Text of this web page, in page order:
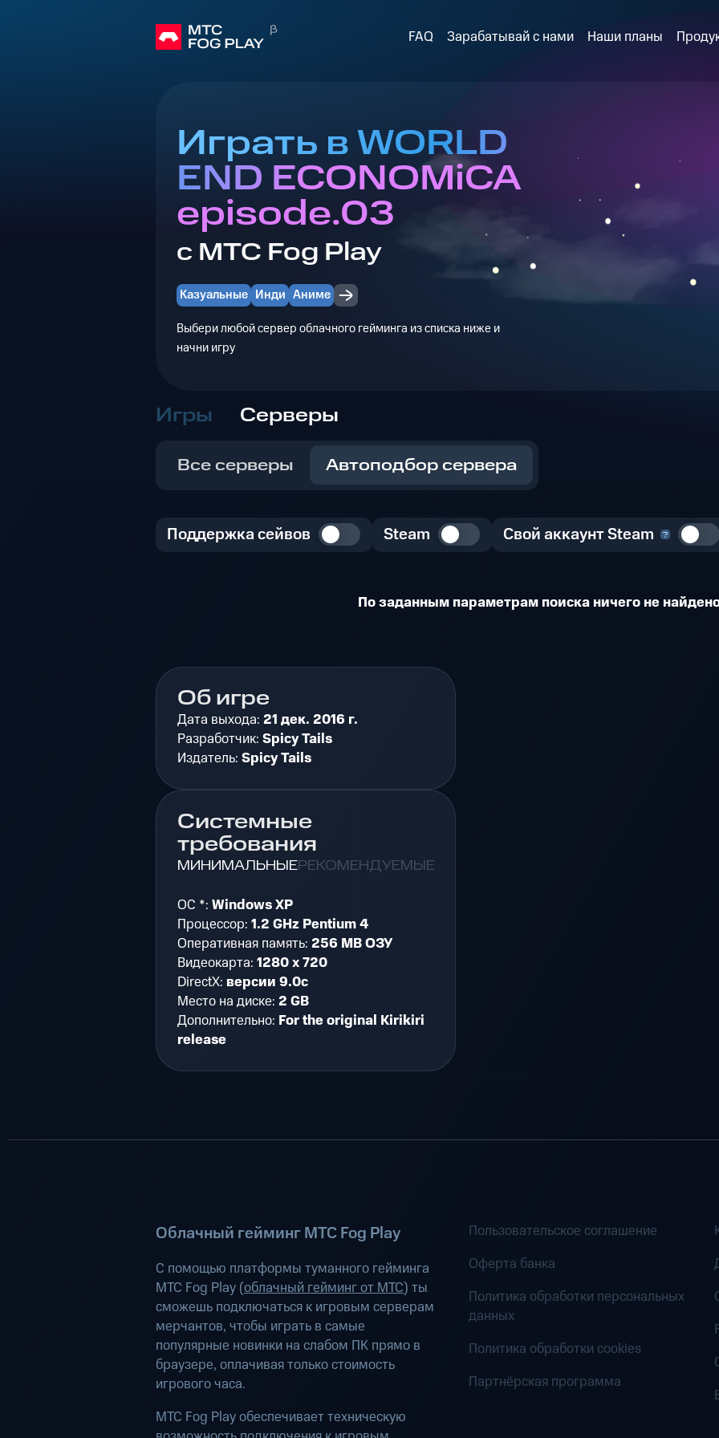
FAQ Зарабатывай с нами Наши планы
Играть в WORLD
END ECONOMiCA
episode.03
с МТС Fog Play
Казуальные Инди Аниме
Выбери любой сервер облачного гейминга из списка ниже и
начни игру
Игры Серверы
Все серверы Автоподбор сервера
Поддержка сейвов Steam Свой аккаунт Steam
По заданным параметрам поиска ничего не
Об игре
Дата выхода: 21 дек. 2016 г.
Разработчик: Spicy Tails
Издатель: Spicy Tails
Системные
требования
МИНИМАЛЬНЫЕРЕКОМЕНДУЕМЫЕ
ОС *: Windows XP
Процессор: 1.2 GHz Pentium 4
Оперативная память: 256 MB ОЗУ
Видеокарта: 1280 x 720
DirectX: версии 9.0c
Место на диске: 2 GB
Дополнительно: For the original Kirikiri
release
Облачный гейминг МТС Fog Play
С помощью платформы туманного гейминга
МТС Fog Play (облачный гейминг от МТС) ты
сможешь подключаться к игровым серверам
мерчантов, чтобы играть в самые
популярные новинки на слабом ПК прямо в
браузере, оплачивая только стоимость
игрового часа.
МТС Fog Play обеспечивает техническую
Пользовательское соглашение
Оферта банка
Политика обработки персональных
данных
Политика обработки cookies
Партнёрская программа